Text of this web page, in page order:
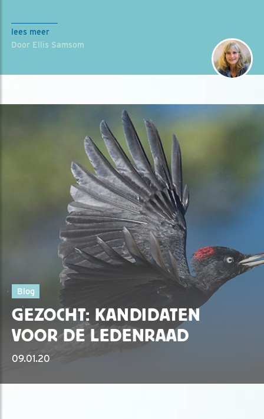
lees meer
Door Ellis Samsom
Blog
GEZOCHT: KANDIDATEN
VOOR DE LEDENRAAD
09.01.20